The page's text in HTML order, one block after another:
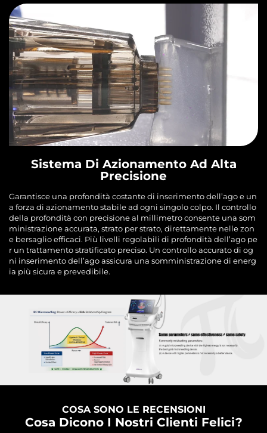
Sistema Di Azionamento Ad Alta
Precisione
Garantisce una profondità costante di inserimento dell’ago e un
a forza di azionamento stabile ad ogni singolo colpo. Il controllo
della profondità con precisione al millimetro consente una som
ministrazione accurata, strato per strato, direttamente nelle zon
e bersaglio efficaci. Più livelli regolabili di profondità dell’ago pe
r un trattamento stratificato preciso. Un controllo accurato di og
ni inserimento dell’ago assicura una somministrazione di energ
ia più sicura e prevedibile.
COSA SONO LE RECENSIONI
Cosa Dicono I Nostri Clienti Felici?